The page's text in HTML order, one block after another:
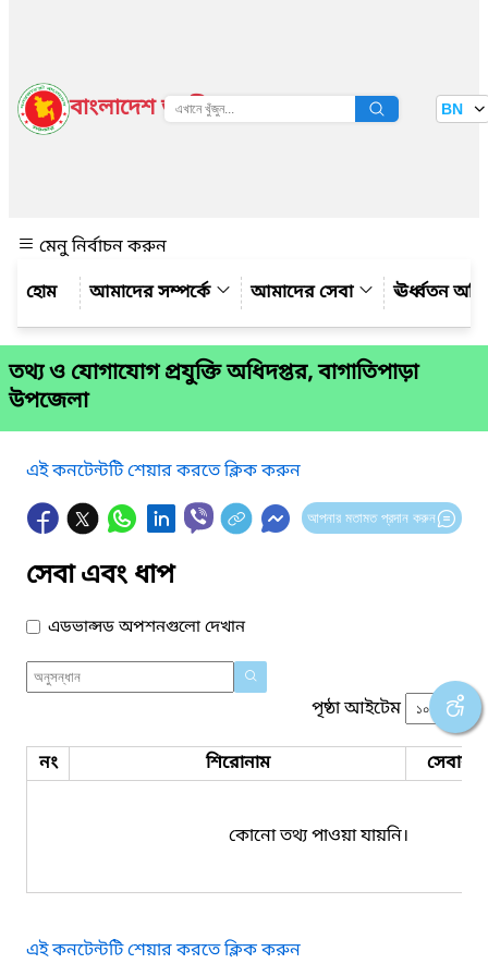
বাংলাদেশ জাতীয় তথ্য বাতায়ন BN
মেনু নির্বাচন করুন
আমাদের সম্পর্কে
আমাদের সেবা ঊর্ধ্বতন
তথ্য ও যোগাযোগ প্রযুক্তি অধিদপ্তর, বাগাতিপাড়া
উপজেলা
এই কনটেন্টটি শেয়ার করতে ক্লিক করুন
আপনার মতামত প্রদান করুন
সেবা এবং ধাপ
এডভান্সড অপশনগুলো দেখান
পৃষ্ঠা আইটেম
নং শিরোনাম সেবার
কোনো তথ্য পাওয়া যায়নি।
এই কনটেন্টটি শেয়ার করতে ক্লিক করুন